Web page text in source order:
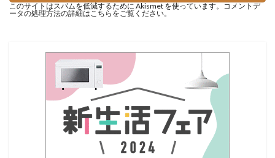
このサイトはスパムを低減するために Akismet を使っています。
コメントデ
ータの処理方法の詳細はこちらをご覧ください。